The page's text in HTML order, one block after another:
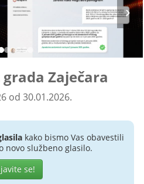
Zaječara
od 30.01.2026.
kako bismo Vas obavestili
novo službeno glasilo.
se!